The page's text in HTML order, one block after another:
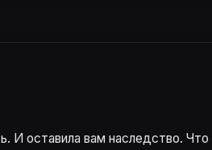
И оставила вам наследство. Что